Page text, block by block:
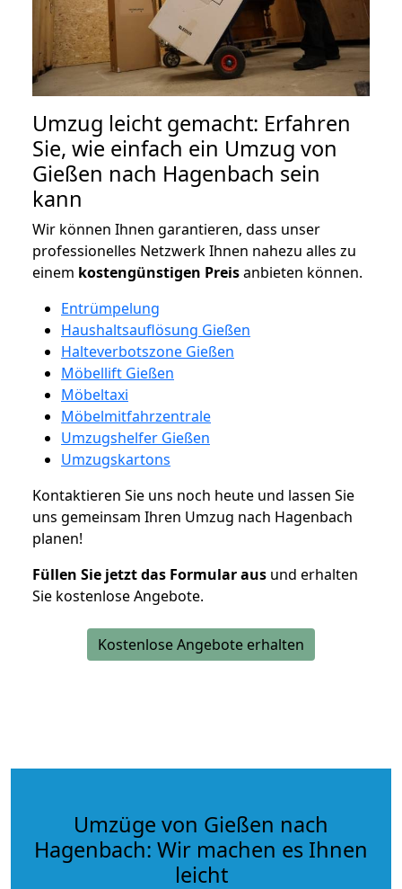
Umzug leicht gemacht: Erfahren
Sie, wie einfach ein Umzug von
Gießen nach Hagenbach sein
kann
Wir können Ihnen garantieren, dass unser
professionelles Netzwerk Ihnen nahezu alles zu
einem kostengünstigen Preisanbieten können.
Entrümpelung
Haushaltsauflösung Gießen
Halteverbotszone Gießen
Möbellift Gießen
Möbeltaxi
Möbelmitfahrzentrale
Umzugshelfer Gießen
Umzugskartons
Kontaktieren Sie uns noch heute und lassen Sie
uns gemeinsam Ihren Umzug nach Hagenbach
planen!
Füllen Sie jetzt das Formular aus und erhalten
Sie kostenlose Angebote.
Kostenlose Angebote erhalten
Umzüge von Gießen nach
Hagenbach: Wir machen es Ihnen
leicht